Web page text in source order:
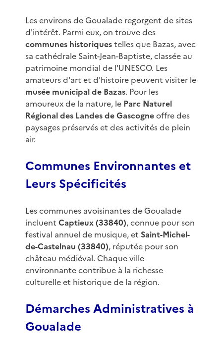
Les environs de Goualade regorgent de sites
d'intérêt. Parmi eux, on trouve des
communes historiquestelles que Bazas, avec
sa cathédrale Saint-Jean-Baptiste, classée au
patrimoine mondial de l'UNESCO. Les
amateurs d'art et d'histoire peuvent visiter le
musée municipal de Bazas. Pour les
amoureux de la nature, le Parc Naturel
Régional des Landes de Gascogneoffre des
paysages préservés et des activités de plein
air.
Communes Environnantes et
Leurs Spécificités
Les communes avoisinantes de Goualade
incluent Captieux (33840), connue pour son
festival annuel de musique, et Saint-Michel-
de-Castelnau (33840), réputée pour son
château médiéval. Chaque ville
environnante contribue à la richesse
culturelle et historique de la région.
Démarches Administratives à
Goualade